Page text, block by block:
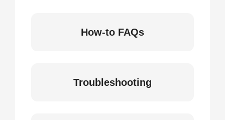
How-to FAQs
Troubleshooting